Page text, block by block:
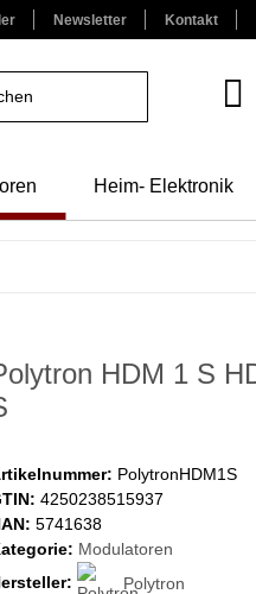
Newsletter Kontakt
Heim- Elektronik
HDM 1 S
PolytronHDM1S
4250238515937
5741638
Modulatoren
Polytron